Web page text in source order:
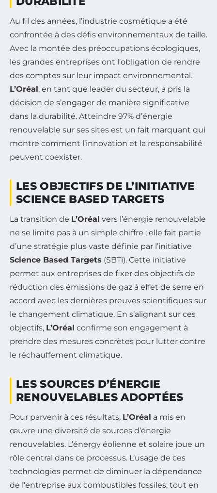
Au fil des années, l’industrie cosmétique a été
confrontée à des défis environnementaux de taille.
Avec la montée des préoccupations écologiques,
les grandes entreprises ont l’obligation de rendre
des comptes sur leur impact environnemental.
L’Oréal, en tant que leader du secteur, a pris la
décision de s’engager de manière significative
dans la durabilité. Atteindre 97% d’énergie
renouvelable sur ses sites est un fait marquant qui
montre comment l’innovation et la responsabilité
peuvent coexister.
LES OBJECTIFS DE L’INITIATIVE
SCIENCE BASED TARGETS
La transition de L’Oréal vers l’énergie renouvelable
ne se limite pas à un simple chiffre ; elle fait partie
d’une stratégie plus vaste définie par l’initiative
Science Based Targets (SBTi). Cette initiative
permet aux entreprises de fixer des objectifs de
réduction des émissions de gaz à effet de serre en
accord avec les dernières preuves scientifiques sur
le changement climatique. En s’alignant sur ces
objectifs, L’Oréal confirme son engagement à
prendre des mesures concrètes pour lutter contre
le réchauffement climatique.
LES SOURCES D’ÉNERGIE
RENOUVELABLES ADOPTÉES
Pour parvenir à ces résultats, L’Oréal a mis en
œuvre une diversité de sources d’énergie
renouvelables. L’énergy éolienne et solaire joue un
rôle central dans ce processus. L’usage de ces
technologies permet de diminuer la dépendance
de l’entreprise aux combustibles fossiles, tout en